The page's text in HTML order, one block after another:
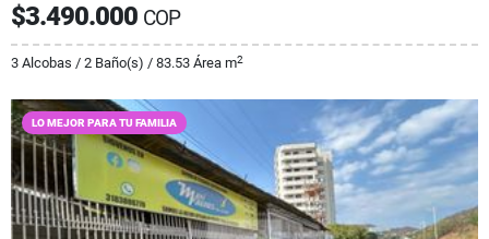
$3.490.000 COP
3 Alcobas / 2 Baño(s) / 83.53 Área m2
LO MEJOR PARA TU FAMILIA